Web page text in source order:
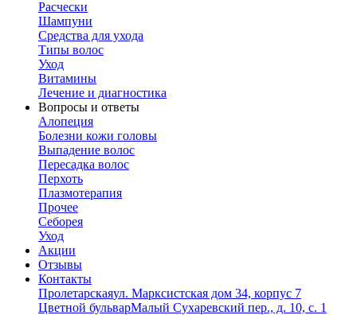
Расчески
Шампуни
Средства для ухода
Типы волос
Уход
Витамины
Лечение и диагностика
Вопросы и ответы
Алопеция
Болезни кожи головы
Выпадение волос
Пересадка волос
Перхоть
Плазмотерапия
Прочее
Себорея
Уход
Акции
Отзывы
Контакты
Пролетарскаяул. Марксистская дом 34, корпус 7
Цветной бульварМалый Сухаревский пер., д. 10, с. 1